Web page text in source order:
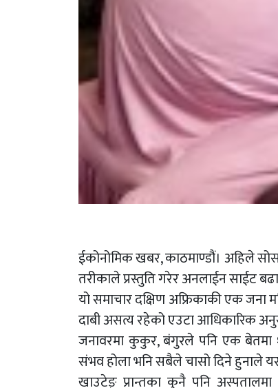
ईकोनोमिक खबर, काठमाण्डौं। अहिले
तरीकाले प्रस्तुति गरेर अनलाईन साईट
यो समाचार दक्षिण अफ्रिकाकी एक जना
दाबी असत्य रहेको एउटा आधिकारिक
जनावरमा कुकुर, बंगुरले पनि एक बेतमा
संभव होला भनि सबैले चासो दिने हुनाले
खाउटेङ् प्रान्तका कुनै पनि